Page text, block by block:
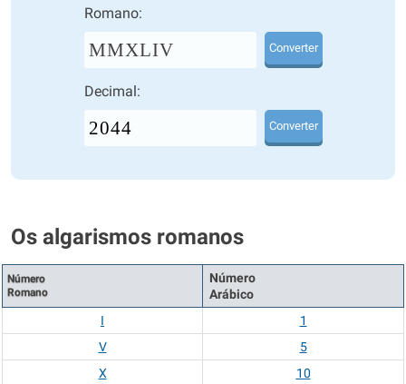
Romano:
MMXLIV Converter
Decimal:
Converter
Os algarismos romanos
Número
Romano
Número
Arábico
I
1
V
5
X
10